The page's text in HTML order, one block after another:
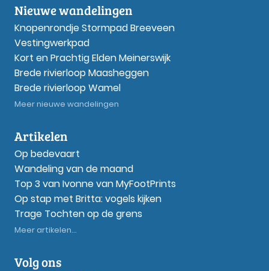
Nieuwe wandelingen
Knopenrondje Stormpad Breeveen
Vestingwerkpad
Kort en Prachtig Elden Meinerswijk
Brede rivierloop Maasheggen
Brede rivierloop Wamel
Meer nieuwe wandelingen
Artikelen
Op bedevaart
Wandeling van de maand
Top 3 van Ivonne van MyFootPrints
Op stap met Britta: vogels kijken
Trage Tochten op de grens
Meer artikelen...
Volg ons